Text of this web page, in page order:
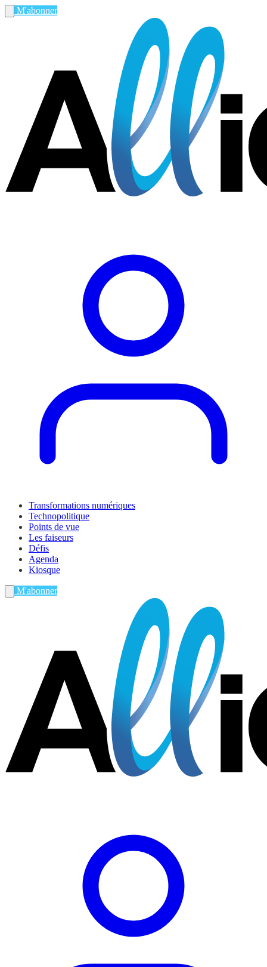
M'abonner
Transformations numériques
Technopolitique
Points de vue
Les faiseurs
Défis
Agenda
Kiosque
M'abonner